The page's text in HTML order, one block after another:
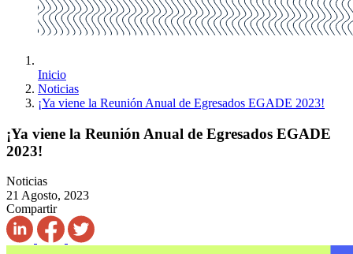
Inicio
Noticias
¡Ya viene la Reunión Anual de Egresados EGADE 2023!
¡Ya viene la Reunión Anual de Egresados EGADE
2023!
Noticias
21 Agosto, 2023
Compartir